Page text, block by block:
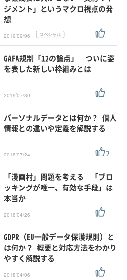
ジメント」というマクロ視点の発
想
2019/09/06
GAFA規制「12の論点」 ついに姿
を表した新しい枠組みとは
2019/07/30
パーソナルデータとは何か？ 個人
情報との違いや定義を解説する
2018/07/24 2
「漫画村」問題を考える 「ブロ
ッキングが唯一、有効な手段」は
本当か
2018/04/26
GDPR（EU一般データ保護規則）と
は何か？ 概要と対応方法をわかり
やすく解説する
2018/04/06